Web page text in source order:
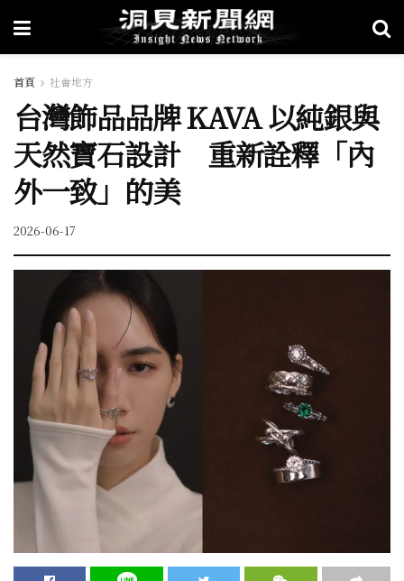
首頁 社會地方
台灣飾品品牌 KAVA 以純銀與
天然寶石設計 重新詮釋「內
外一致」的美
2026-06-17